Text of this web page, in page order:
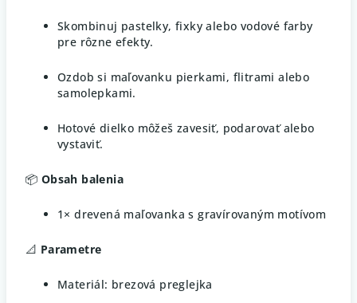
Skombinuj pastelky, fixky alebo vodové farby
pre rôzne efekty.
Ozdob si maľovanku pierkami, flitrami alebo
samolepkami.
Hotové dielko môžeš zavesiť, podarovať alebo
vystaviť.
📦 Obsah balenia
1× drevená maľovanka s gravírovaným motívom
📐 Parametre
Materiál: brezová preglejka